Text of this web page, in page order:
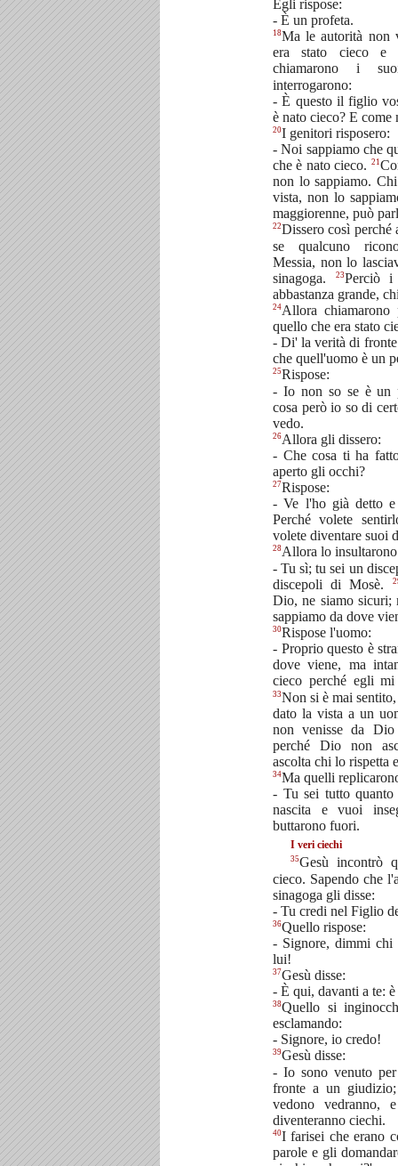
Egli rispose:
- È un profeta.
18Ma le autorità non
era stato cieco e
chiamarono i
interrogarono:
- È questo il figlio
è nato cieco? E come
20I genitori risposero:
- Noi sappiamo che
che è nato cieco. 21
non lo sappiamo.
vista, non lo
maggiorenne, può
22Dissero così perché
se qualcuno
Messia, non lo
sinagoga.
23Perciò i
abbastanza grande,
24Allora chiamarono
quello che era stato
- Di' la verità di
che quell'uomo è un
25Rispose:
- Io non so se è un
cosa però io so di
vedo.
26Allora gli dissero:
- Che cosa ti ha
aperto gli occhi?
27Rispose:
- Ve l'ho già detto e
Perché volete
volete diventare suoi
28Allora lo
- Tu sì; tu sei un
discepoli di Mosè.
Dio, ne siamo sicuri;
sappiamo da dove
30Rispose l'uomo:
- Proprio questo è
dove viene, ma
cieco perché egli
33Non si è mai
dato la vista a un
non venisse da
perché Dio non
ascolta chi lo rispetta
34Ma quelli
- Tu sei tutto
nascita e vuoi
buttarono fuori.
I veri ciechi
35Gesù incontrò
cieco. Sapendo che
sinagoga gli disse:
- Tu credi nel Figlio
36Quello rispose:
- Signore, dimmi chi
lui!
37Gesù disse:
- È qui, davanti a te:
38Quello si
esclamando:
- Signore, io credo!
39Gesù disse:
- Io sono venuto
fronte a un
vedono vedranno,
diventeranno ciechi.
40I farisei che erano
parole e gli